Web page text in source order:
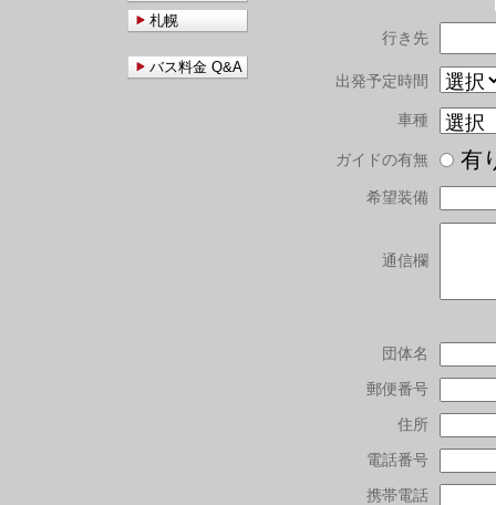
行き先
出発予定時間
車種
ガイドの有無
希望装備
通信欄
団体名
郵便番号
住所
電話番号
携帯電話
札幌
バス料金 Q&A